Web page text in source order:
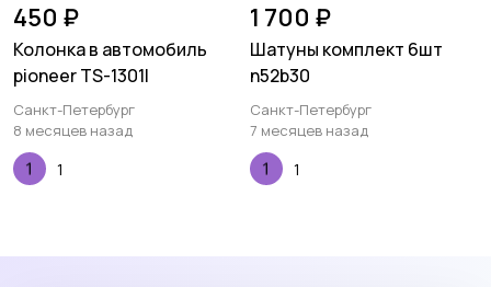
450 ₽
Колонка в автомобиль
pioneer TS-1301I
Санкт-Петербург
8 месяцев назад
1
1 700 ₽
Шатуны комплект 6шт
n52b30
Санкт-Петербург
7 месяцев назад
1